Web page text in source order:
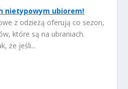
nietypowym ubiorem!
z odzieżą oferują co sezon,
które są na ubraniach.
że jeśli...